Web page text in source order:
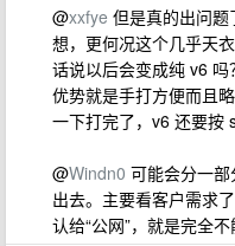
@xxfye 但是真的出问
想，更何况这个几乎天衣
话说以后会变成纯 v6
优势就是手打方便而且
一下打完了，v6 还要
@Windn0 可能会分一
出去。主要看客户需求
认给“公网”，就是完全